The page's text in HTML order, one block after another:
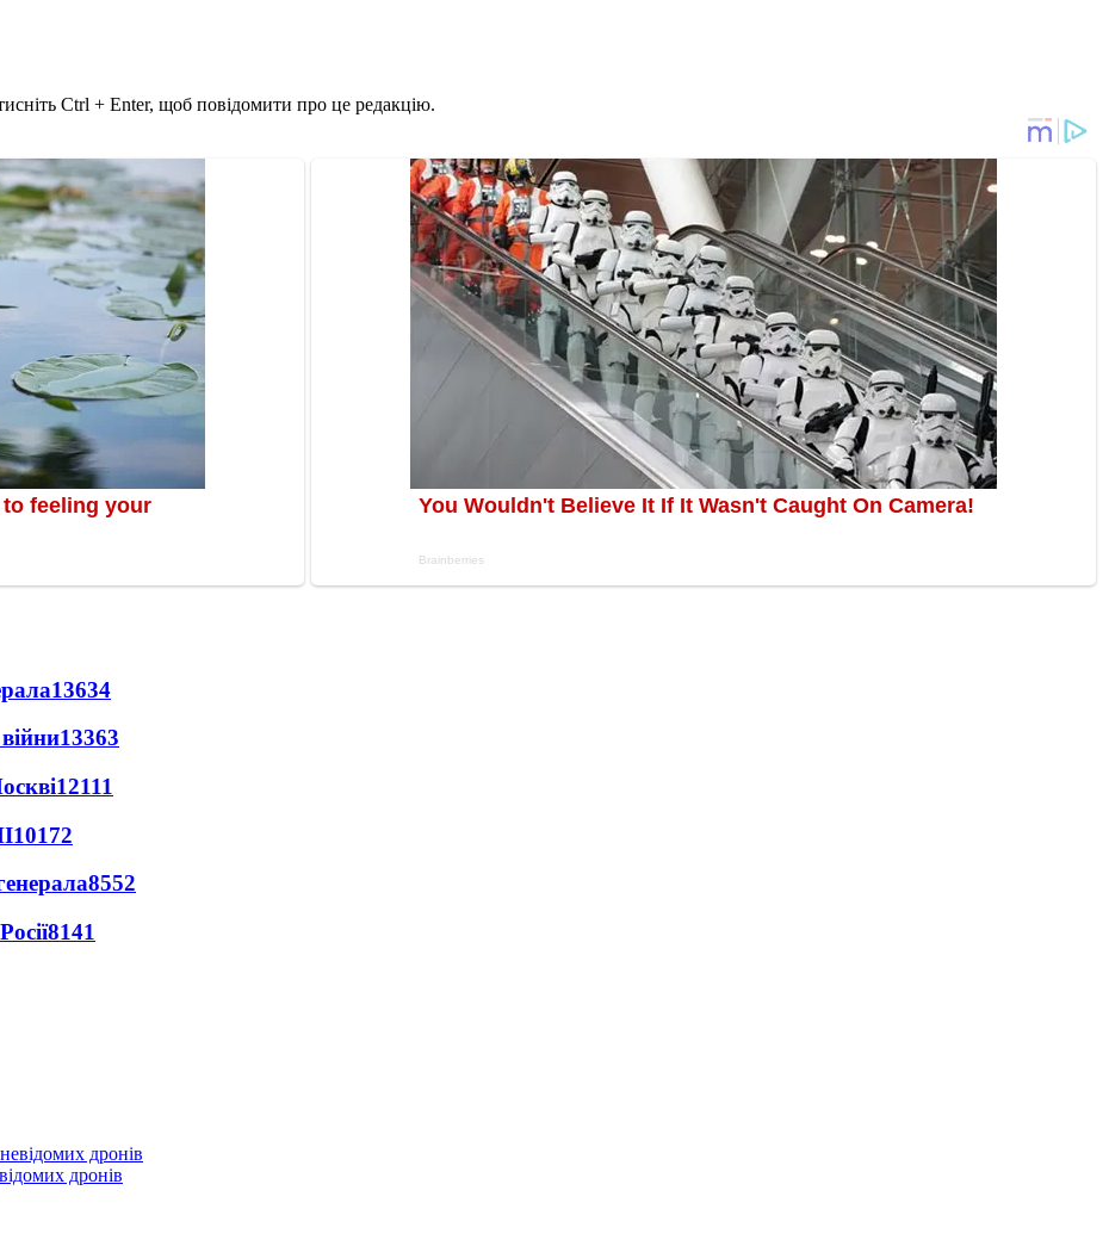
Ctrl + Enter, щоб повідомити про це редакцію.
13634
13363
12111
10172
8552
8141
дронів